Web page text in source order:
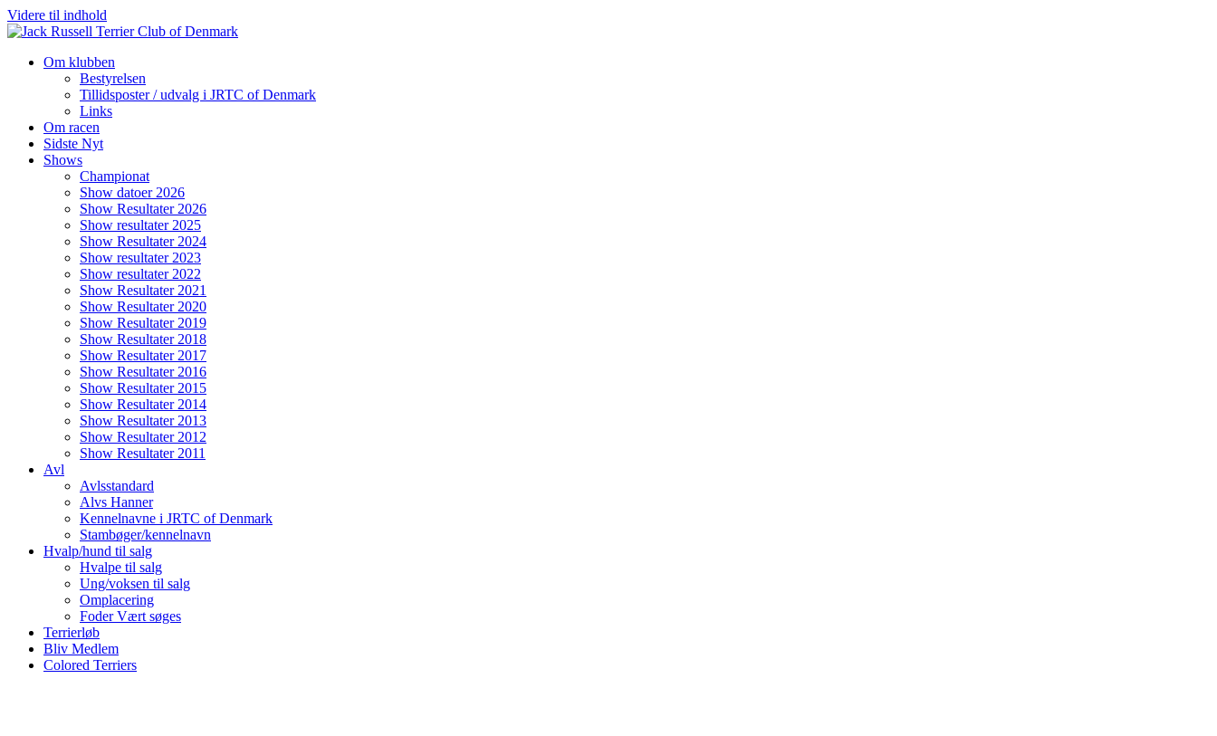
Videre til indhold
Om klubben
Bestyrelsen
Tillidsposter / udvalg i JRTC of Denmark
Links
Om racen
Sidste Nyt
Shows
Championat
Show datoer 2026
Show Resultater 2026
Show resultater 2025
Show Resultater 2024
Show resultater 2023
Show resultater 2022
Show Resultater 2021
Show Resultater 2020
Show Resultater 2019
Show Resultater 2018
Show Resultater 2017
Show Resultater 2016
Show Resultater 2015
Show Resultater 2014
Show Resultater 2013
Show Resultater 2012
Show Resultater 2011
Avl
Avlsstandard
Alvs Hanner
Kennelnavne i JRTC of Denmark
Stambøger/kennelnavn
Hvalp/hund til salg
Hvalpe til salg
Ung/voksen til salg
Omplacering
Foder Vært søges
Terrierløb
Bliv Medlem
Colored Terriers